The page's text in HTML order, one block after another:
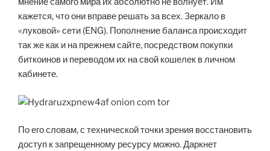
кажется, что они вправе решать за всех. Зеркало в
«луковой» сети (ENG). Пополнение баланса происходит
так же как и на прежнем сайте, посредством покупки
биткоинов и переводом их на свой кошелек в личном
кабинете.
По его словам, с технической точки зрения восстановить
доступ к запрещенному ресурсу можно. Даркнет